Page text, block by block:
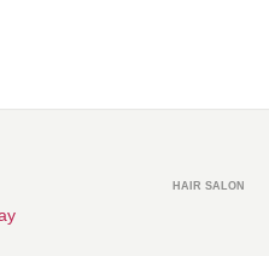
HAIR SALON